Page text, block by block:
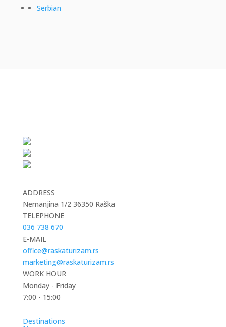
Serbian
ADDRESS
Nemanjina 1/2 36350 Raška
TELEPHONE
036 738 670
E-MAIL
office@raskaturizam.rs
marketing@raskaturizam.rs
WORK HOUR
Monday - Friday
7:00 - 15:00
Destinations